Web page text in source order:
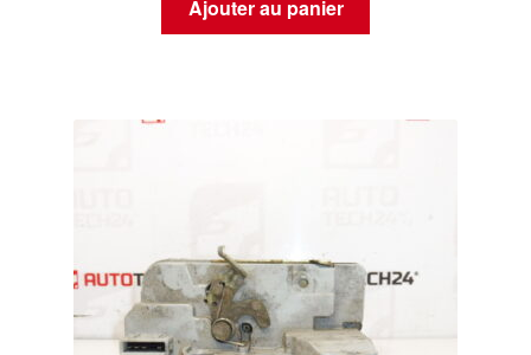
Ajouter au panier